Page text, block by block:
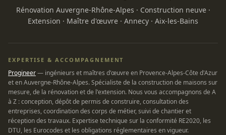
Rénovation Auvergne-Rhône-Alpes · Construction neuve·
Extension · Maître d'œuvre · Annecy · Aix-les-Bains
EXPERTISE & ACCOMPAGNEMENT
Progineer— ingénieurs et maîtres d'œuvre en Provence-Alpes-Côte d'Azur
et en Auvergne-Rhône-Alpes. Spécialiste de la construction de maisons sur
mesure, de la rénovation et de l'extension. Nous vous accompagnons de A
à Z : conception, dépôt de permis de construire, consultation des
entreprises, coordination des corps de métier, suivi de chantier et
réception des travaux. Expertise technique sur la conformité RE2020, les
DTU, les Eurocodes et les obligations réglementaires en vigueur.